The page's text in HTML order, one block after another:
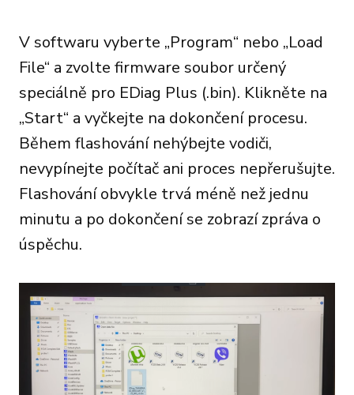
V softwaru vyberte „Program“ nebo „Load
File“ a zvolte firmware soubor určený
speciálně pro EDiag Plus (.bin). Klikněte na
„Start“ a vyčkejte na dokončení procesu.
Během flashování nehýbejte vodiči,
nevypínejte počítač ani proces nepřerušujte.
Flashování obvykle trvá méně než jednu
minutu a po dokončení se zobrazí zpráva o
úspěchu.